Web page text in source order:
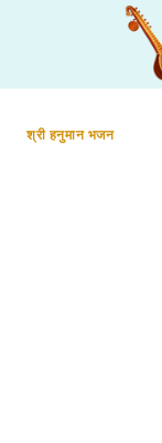
श्री हनुमान भजन